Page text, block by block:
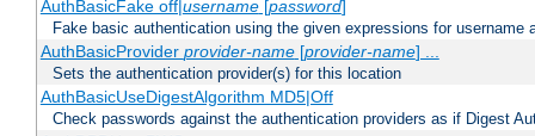
AuthBasicFake off|username[password]
Fake basic authentication using the given expressions for username
AuthBasicProvider provider-name[provider-name] ...
Sets the authentication provider(s) for this location
AuthBasicUseDigestAlgorithm MD5|Off
Check passwords against the authentication providers as if Digest